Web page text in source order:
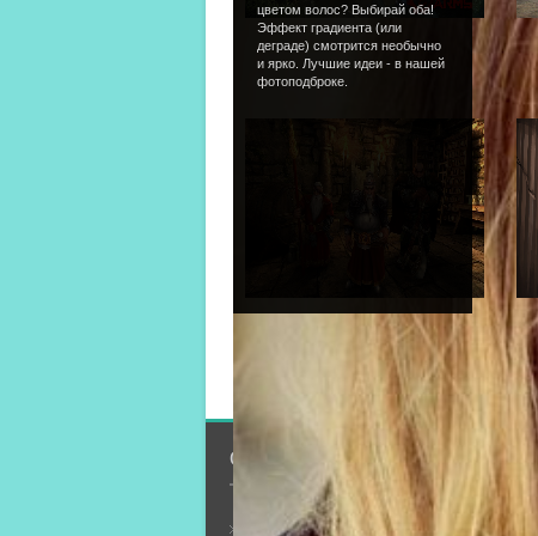
цветом волос? Выбирай оба!
Эффект градиента (или
деграде) смотрится необычно
и ярко. Лучшие идеи - в нашей
фотоподброке.
Тест/25.09.2013
7
Тест/25.09.2013
О сайте
Общая информация